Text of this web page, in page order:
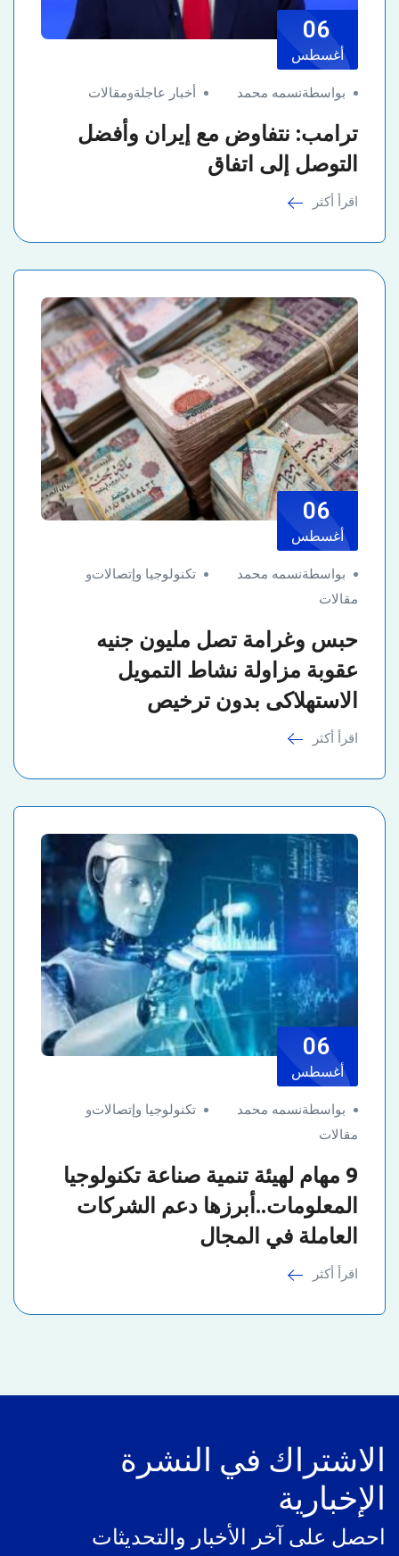
06
أغسطس
بواسطةنسمه محمد أخبار عاجلةومقالات
ترامب: نتفاوض مع إيران وأفضل
التوصل إلى اتفاق
اقرأ أكثر
06
أغسطس
بواسطةنسمه محمد تكنولوجيا وإتصالاتو
مقالات
حبس وغرامة تصل مليون جنيه
عقوبة مزاولة نشاط التمويل
الاستهلاكى بدون ترخيص
اقرأ أكثر
06
أغسطس
بواسطةنسمه محمد تكنولوجيا وإتصالاتو
مقالات
9 مهام لهيئة تنمية صناعة تكنولوجيا
المعلومات..أبرزها دعم الشركات
العاملة في المجال
اقرأ أكثر
الاشتراك في النشرة
الإخبارية
احصل على آخر الأخبار والتحديثات